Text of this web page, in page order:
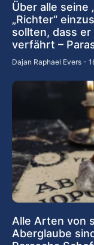
Über alle seine
„Richter“
sollten, dass
verfährt –
Dajan Raphael Evers
Alle Arten von
Aberglaube